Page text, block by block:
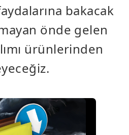
bakacak
önde gelen
ürünlerinden